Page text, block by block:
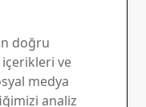
doğru
içerikleri ve
medya
analiz